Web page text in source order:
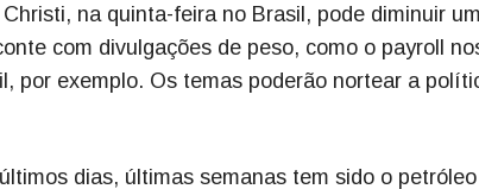
na quinta-feira no Brasil, pode diminuir
com divulgações de peso, como o payroll
por exemplo. Os temas poderão nortear a
dias, últimas semanas tem sido o